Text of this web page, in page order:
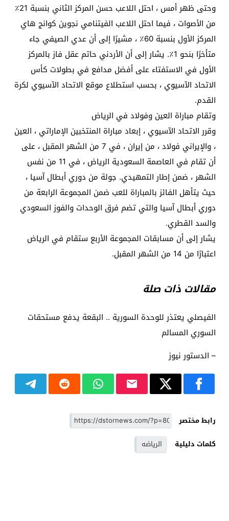
وحتى ظهر أمس ، احتل اللاعب حسن المركز الثاني بنسبة 21٪
من الأصوات ، فيما احتل اللاعب الفيتنامي نجوين كوانج هاي
المركز الأول بنسبة 60٪ ، مشيرًا إلى أن عدي الصيفي جاء
متأخرًا بنحو 1٪. يشار إلى أن الأردني حاتم عقل فاز بالمركز
الأول في الاستفتاء على أفضل مدافع في بطولات كأس
الاتحاد الآسيوي ، بحسب استطلاع موقع الاتحاد الآسيوي لكرة
القدم.
وتقام مباراة العين وفولاد في الرياض
وقرر الاتحاد الآسيوي ، إبعاد مباراة المنتخبين الإماراتي ، العين
، والإيراني فولاد ، من إيران ، في 7 من الشهر المقبل ، على
أن تقام في العاصمة السعودية الرياض ، في 11 من نفس
الشهر ، ضمن إطار التمهيدي. جولة من دوري أبطال آسيا ،
حيث يتأهل الفائز بالمباراة للعب ضمن المجموعة الرابعة من
دوري أبطال آسيا والتي تضم فرق الوحدات والفوز السعودي
والسد القطري.
يشار إلى أن مسابقات المجموعة الأربع ستقام في الرياض
اعتبارًا من 14 من الشهر المقبل.
مقالات ذات صلة
الفيصلي يعتذر للوحدة السورية .. البقعة يدفع مستحقات
السوري المسالم
– الدستور نيوز
رابط مختصر
كلمات دليلية
الرياضه